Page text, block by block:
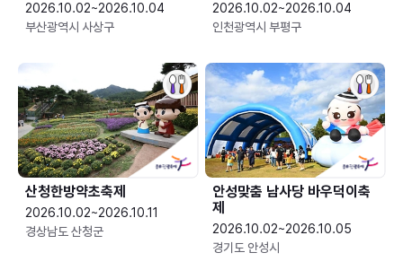
2026.10.02~2026.10.04
부산광역시 사상구
2026.10.02~2026.10.04
인천광역시 부평구
산청한방약초축제
2026.10.02~2026.10.11
경상남도 산청군
안성맞춤 남사당 바우덕이축
제
2026.10.02~2026.10.05
경기도 안성시